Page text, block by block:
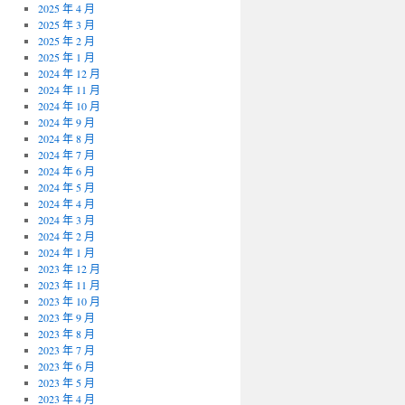
2025 年 4 月
2025 年 3 月
2025 年 2 月
2025 年 1 月
2024 年 12 月
2024 年 11 月
2024 年 10 月
2024 年 9 月
2024 年 8 月
2024 年 7 月
2024 年 6 月
2024 年 5 月
2024 年 4 月
2024 年 3 月
2024 年 2 月
2024 年 1 月
2023 年 12 月
2023 年 11 月
2023 年 10 月
2023 年 9 月
2023 年 8 月
2023 年 7 月
2023 年 6 月
2023 年 5 月
2023 年 4 月